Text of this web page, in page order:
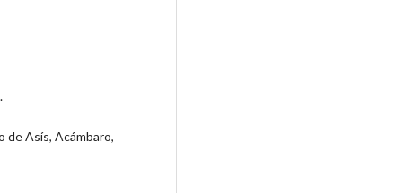
de Asís, Acámbaro,